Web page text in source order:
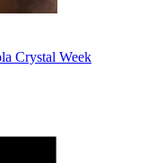
Crystal Week